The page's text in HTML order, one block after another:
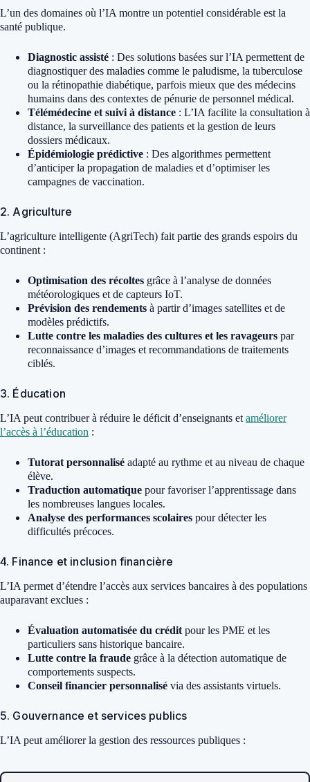
L’un des domaines où l’IA montre un potentiel considérable est la
santé publique.
Diagnostic assisté : Des solutions basées sur l’IA permettent de
diagnostiquer des maladies comme le paludisme, la tuberculose
ou la rétinopathie diabétique, parfois mieux que des médecins
humains dans des contextes de pénurie de personnel médical.
Télémédecine et suivi à distance : L’IA facilite la consultation à
distance, la surveillance des patients et la gestion de leurs
dossiers médicaux.
Épidémiologie prédictive : Des algorithmes permettent
d’anticiper la propagation de maladies et d’optimiser les
campagnes de vaccination.
2. Agriculture
L’agriculture intelligente (AgriTech) fait partie des grands espoirs du
continent :
Optimisation des récoltes grâce à l’analyse de données
météorologiques et de capteurs IoT.
Prévision des rendements à partir d’images satellites et de
modèles prédictifs.
Lutte contre les maladies des cultures et les ravageurs par
reconnaissance d’images et recommandations de traitements
ciblés.
3. Éducation
L’IA peut contribuer à réduire le déficit d’enseignants et améliorer
l’accès à l’éducation :
Tutorat personnalisé adapté au rythme et au niveau de chaque
élève.
Traduction automatique pour favoriser l’apprentissage dans
les nombreuses langues locales.
Analyse des performances scolaires pour détecter les
difficultés précoces.
4. Finance et inclusion financière
L’IA permet d’étendre l’accès aux services bancaires à des populations
auparavant exclues :
Évaluation automatisée du crédit pour les PME et les
particuliers sans historique bancaire.
Lutte contre la fraude grâce à la détection automatique de
comportements suspects.
Conseil financier personnalisé via des assistants virtuels.
5. Gouvernance et services publics
L’IA peut améliorer la gestion des ressources publiques :